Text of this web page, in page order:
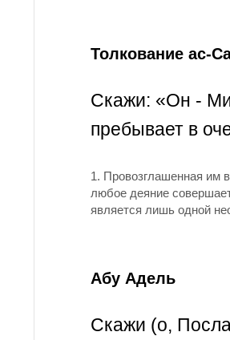
Толкование ас-
Скажи: «Он -
пребывает в
1. Провозглашенная им
любое деяние
является лишь одной
Абу Адель
Скажи (о,